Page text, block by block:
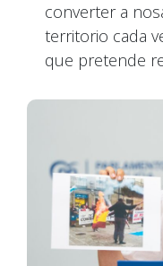
converter a
territorio cada
que pretende